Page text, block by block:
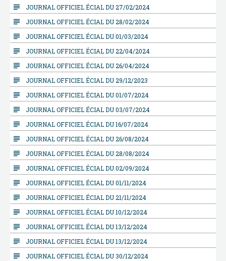
subject JOURNAL OFFICIEL ÉCIAL DU 27/02/2024
subject JOURNAL OFFICIEL ÉCIAL DU 28/02/2024
subject JOURNAL OFFICIEL ÉCIAL DU 01/03/2024
subject JOURNAL OFFICIEL ÉCIAL DU 22/04/2024
subject JOURNAL OFFICIEL ÉCIAL DU 26/04/2024
subject JOURNAL OFFICIEL ÉCIAL DU 29/12/2023
subject JOURNAL OFFICIEL ÉCIAL DU 01/07/2024
subject JOURNAL OFFICIEL ÉCIAL DU 03/07/2024
subject JOURNAL OFFICIEL ÉCIAL DU 16/07/2024
subject JOURNAL OFFICIEL ÉCIAL DU 26/08/2024
subject JOURNAL OFFICIEL ÉCIAL DU 28/08/2024
subject JOURNAL OFFICIEL ÉCIAL DU 02/09/2024
subject JOURNAL OFFICIEL ÉCIAL DU 01/11/2024
subject JOURNAL OFFICIEL ÉCIAL DU 21/11/2024
subject JOURNAL OFFICIEL ÉCIAL DU 10/12/2024
subject JOURNAL OFFICIEL ÉCIAL DU 13/12/2024
subject JOURNAL OFFICIEL ÉCIAL DU 13/12/2024
subject JOURNAL OFFICIEL ÉCIAL DU 30/12/2024